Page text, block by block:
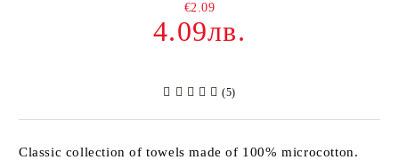
€2.09
4.09лв.
(5)
Classic collection of towels made of 100% microcotton.